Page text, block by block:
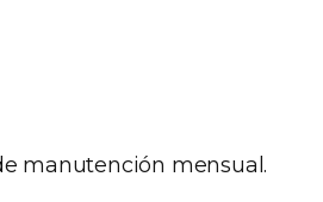
manutención mensual.